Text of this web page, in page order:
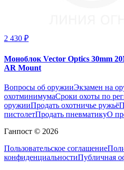
2 430 ₽
Моноблок Vector Optics 30mm
AR Mount
Вопросы об оружииЭкзамен на
охотминимумаСроки охоты по
оружииПродать охотничье ружьё
пистолетПродать пневматикуО
Ганпост © 2026
Пользовательское соглашение
конфиденциальностиПубличная